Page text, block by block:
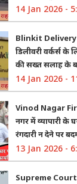
14 Jan 2026 -
Blinkit
डिलीवरी वर्कर्स के
की सख्त सलाह के
14 Jan 2026 -
Vinod Nagar
नगर में व्यापारी के
रंगदारी न देने पर
13 Jan 2026 -
Supreme Court: